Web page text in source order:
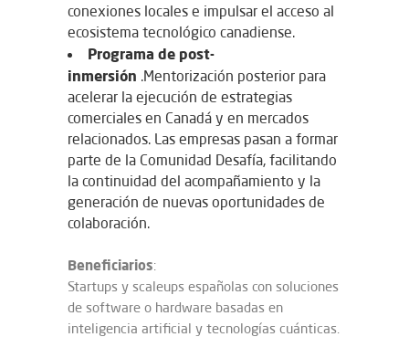
conexiones locales e impulsar el acceso al
ecosistema tecnológico canadiense.
Programa de post-
inmersión .Mentorización posterior para
acelerar la ejecución de estrategias
comerciales en Canadá y en mercados
relacionados. Las empresas pasan a formar
parte de la Comunidad Desafía, facilitando
la continuidad del acompañamiento y la
generación de nuevas oportunidades de
colaboración.
Beneficiarios:
Startups y scaleups españolas con soluciones
de software o hardware basadas en
inteligencia artificial y tecnologías cuánticas.